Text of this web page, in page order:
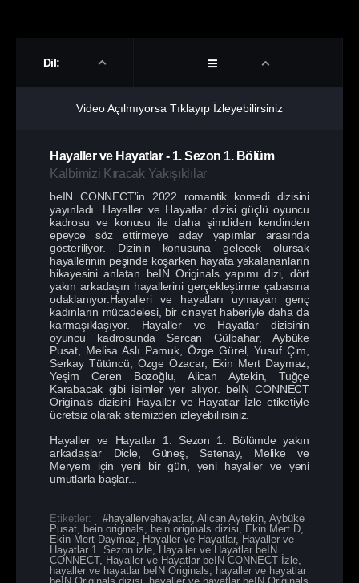
Dil:
Video Açılmıyorsa Tıklayıp İzleyebilirsiniz
Hayaller ve Hayatlar- 1. Sezon 1. Bölüm
Kalbimizi Kıracak Yakışıklılar
beIN CONNECT'in 2022 romantik komedi dizisini
yayınladı. Hayaller ve Hayatlar dizisi güçlü oyuncu
kadrosu ve konusu ile daha şimdiden kendinden
epeyce söz ettirmeye aday yapımlar arasında
gösteriliyor. Dizinin konusuna gelecek olursak
hayallerinin peşinde koşarken hayata yakalananların
hikayesini anlatan beIN Originals yapımı dizi, dört
yakın arkadaşın hayallerini gerçekleştirme çabasına
odaklanıyor.Hayalleri ve hayatları uymayan genç
kadınların mücadelesi, bir cinayet haberiyle daha da
karmaşıklaşıyor. Hayaller ve Hayatlar dizisinin
oyuncu kadrosunda Sercan Gülbahar, Aybüke
Pusat, Melisa Aslı Pamuk, Özge Gürel, Yusuf Çim,
Serkay Tütüncü, Özge Özacar, Ekin Mert Daymaz,
Yeşim Ceren Bozoğlu, Alican Aytekin, Tuğçe
Karabacak gibi isimler yer alıyor. beIN CONNECT
Originals dizisini Hayaller ve Hayatlar İzle etiketiyle
ücretsiz olarak sitemizden izleyebilirsiniz.
Hayaller ve Hayatlar 1. Sezon 1. Bölümde yakın
arkadaşlar Dicle, Güneş, Setenay, Melike ve
Meryem için yeni bir gün, yeni hayaller ve yeni
umutlarla başlar...
Etiketler: #hayallervehayatlar, Alican Aytekin Aybüke
Pusat bein originals bein originals dizisi Ekin Mert D
Ekin Mert Daymaz
Hayaller ve Hayatlar, Hayaller ve
Hayatlar 1. Sezon izle ,Hayaller ve Hayatlar beIN
CONNECT, Hayaller ve Hayatlar beIN CONNECT İzle
hayaller ve hayatlar beIN Originals
hayaller ve hayatlar